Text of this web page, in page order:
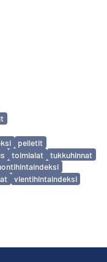
pelletit
toimialat
tukkuhinnat
vientihintaindeksi